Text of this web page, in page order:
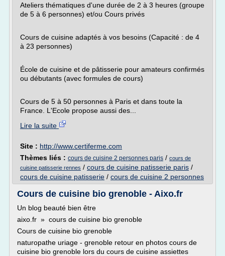
Ateliers thématiques d'une durée de 2 à 3 heures (groupe
de 5 à 6 personnes) et/ou Cours privés
Cours de cuisine adaptés à vos besoins (Capacité : de 4
à 23 personnes)
École de cuisine et de pâtisserie pour amateurs confirmés
ou débutants (avec formules de cours)
Cours de 5 à 50 personnes à Paris et dans toute la
France. L'Ecole propose aussi des...
Lire la suite
Site : http://www.certiferme.com
Thèmes liés : cours de cuisine 2 personnes paris / cours de
cuisine patisserie rennes / cours de cuisine patisserie paris /
cours de cuisine patisserie / cours de cuisine 2 personnes
Cours de cuisine bio grenoble - Aixo.fr
Un blog beauté bien être
aixo.fr » cours de cuisine bio grenoble
Cours de cuisine bio grenoble
naturopathe uriage - grenoble retour en photos cours de
cuisine bio grenoble lors du cours de cuisine assiettes